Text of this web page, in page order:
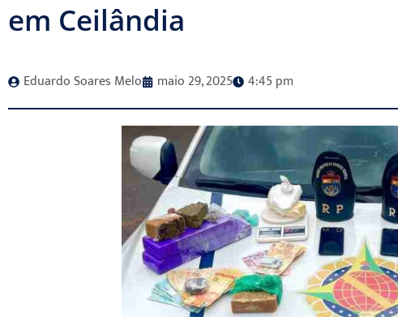
em Ceilândia
Eduardo Soares Melo maio 29, 2025 4:45 pm